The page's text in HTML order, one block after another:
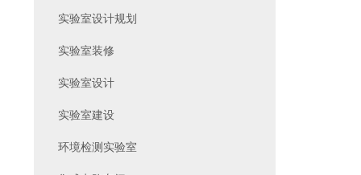
实验室设计规划
实验室装修
实验室设计
实验室建设
环境检测实验室